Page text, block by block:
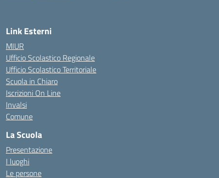
Link Esterni
MIUR
Ufficio Scolastico Regionale
Ufficio Scolastico Territoriale
Scuola in Chiaro
Iscrizioni On Line
Invalsi
Comune
La Scuola
Presentazione
I luoghi
Le persone